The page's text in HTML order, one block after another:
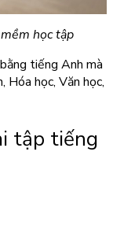
học tập
tiếng Anh mà
Hóa học, Văn học,
tập tiếng